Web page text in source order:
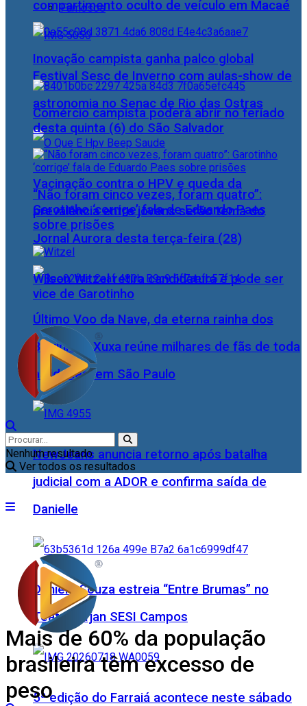
Famosos
Festival Sesc de Inverno com aulas-show de
astronomia no Senac de Rio das Ostras
Vacinação contra o HPV e queda da
prevalência entre jovens serão tema do
Jornal Aurora desta terça-feira (28)
Último Voo da Nave, da eterna rainha dos
Baixinhos, Xuxa reúne milhares de fãs de toda
as idades, em São Paulo
NewJeans anuncia retorno após batalha
judicial com a ADOR e confirma saída de
Danielle
Daniele Souza estreia “Entre Brumas” no
Teatro Firjan SESI Campos
5ª edição do Farraiá acontece neste sábado
compartimento oculto de veículo em Macaé
Inovação campista ganha palco global
Comércio campista poderá abrir no feriado
desta quinta (6) do São Salvador
“Não foram cinco vezes, foram quatro”:
Garotinho ‘corrige’ fala de Eduardo Paes
sobre prisões
Wilson Witzel retira candidatura e pode ser
vice de Garotinho
Nenhum resultado
Ver todos os resultados
Mais de 60% da população
brasileira têm excesso de
peso